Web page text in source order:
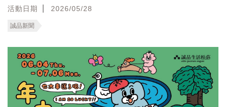
活動日期 2026/05/28
誠品新聞